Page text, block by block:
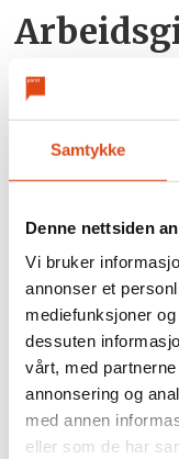
Samtykke
Denne nettsiden
Vi bruker
annonser et
mediefunksjoner
dessuten
vårt, med
annonsering og
med annen
eller som de har
års
Joakim
trenger